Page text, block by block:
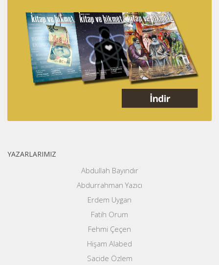
YAZARLARIMIZ
Abdullah Bayındır
Abdurrahman Yazıcı
Erdem Uygan
Fatih Orum
Fehmi Çeçen
Hişam Alabed
Sacide Özlem